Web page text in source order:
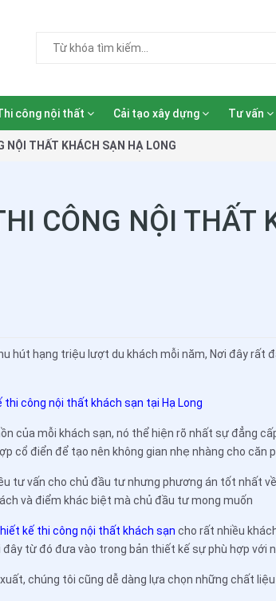
công nội thất Cải tạo xây dựng Tư vấn
NỘI THẤT KHÁCH SẠN HẠ LONG
CÔNG NỘI THẤT
hút hạng triệu lượt du khách mỗi năm, Nơi đây rất
thi công nội thất khách sạn tại Hạ Long
của mỗi khách sạn, nó thể hiện rõ nhất sự đẳng
cổ điển để tạo nên không gian nhẹ nhàng cho căn
tư vấn cho chủ đầu tư nhưng phương án tốt nhất
và điểm khác biệt mà chủ đầu tư mong muốn
kế thi công nội thất khách sạn cho rất nhiều
đây từ đó đưa vào trong bản thiết kế sự phù hợp với
chúng tôi cũng dễ dàng lựa chọn những chất